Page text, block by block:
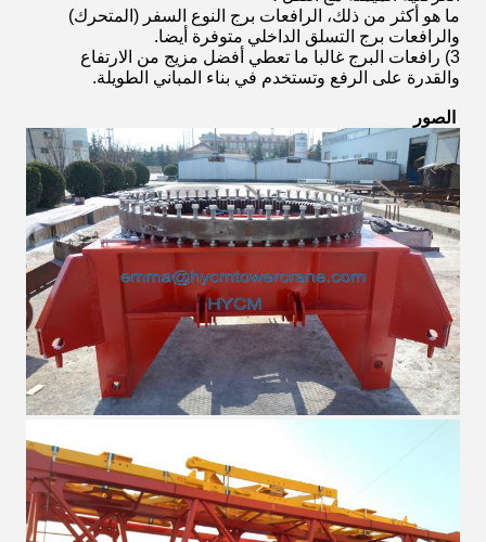
ما هو أكثر من ذلك، الرافعات برج النوع السفر (المتحرك)
والرافعات برج التسلق الداخلي متوفرة أيضا.
3) رافعات البرج غالبا ما تعطي أفضل مزيج من الارتفاع
والقدرة على الرفع وتستخدم في بناء المباني الطويلة.
الصور